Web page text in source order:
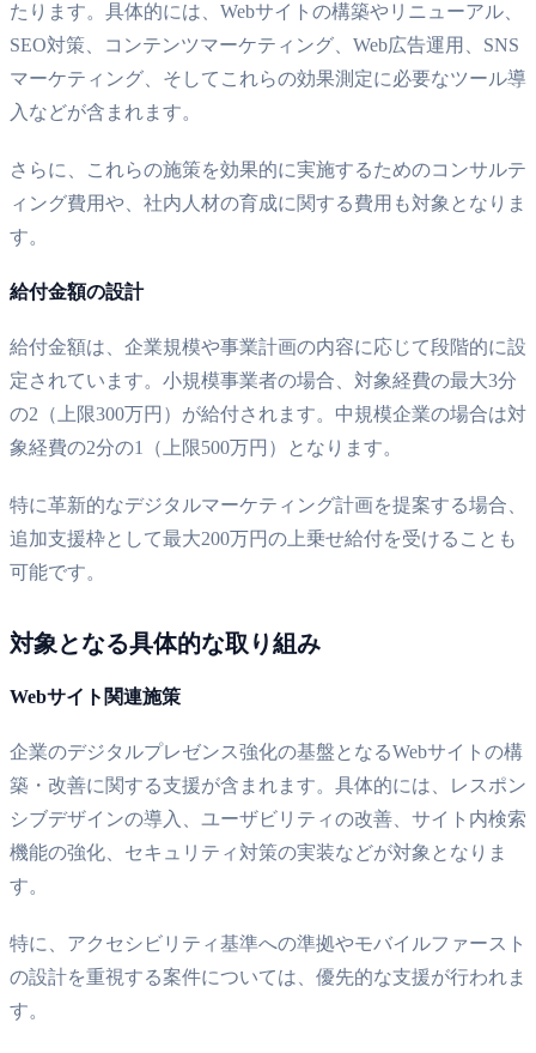
たります。具体的には、Webサイトの構築やリニューアル、
SEO対策、コンテンツマーケティング、Web広告運用、SNS
マーケティング、そしてこれらの効果測定に必要なツール導
入などが含まれます。
さらに、これらの施策を効果的に実施するためのコンサルテ
ィング費用や、社内人材の育成に関する費用も対象となりま
す。
給付金額の設計
給付金額は、企業規模や事業計画の内容に応じて段階的に設
定されています。小規模事業者の場合、対象経費の最大3分
の2（上限300万円）が給付されます。中規模企業の場合は対
象経費の2分の1（上限500万円）となります。
特に革新的なデジタルマーケティング計画を提案する場合、
追加支援枠として最大200万円の上乗せ給付を受けることも
可能です。
対象となる具体的な取り組み
Webサイト関連施策
企業のデジタルプレゼンス強化の基盤となるWebサイトの構
築・改善に関する支援が含まれます。具体的には、レスポン
シブデザインの導入、ユーザビリティの改善、サイト内検索
機能の強化、セキュリティ対策の実装などが対象となりま
す。
特に、アクセシビリティ基準への準拠やモバイルファースト
の設計を重視する案件については、優先的な支援が行われま
す。